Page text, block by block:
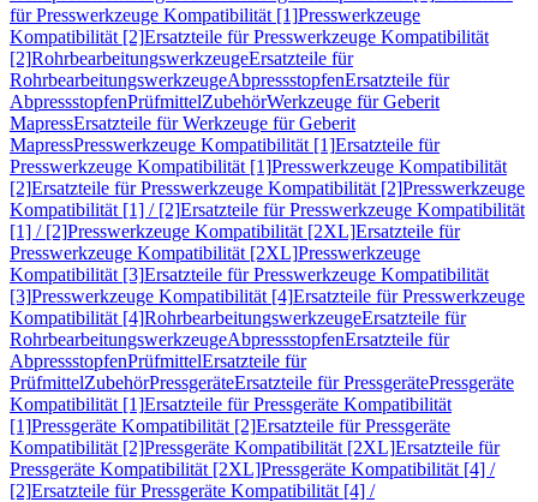
für Presswerkzeuge Kompatibilität [1]Presswerkzeuge
Kompatibilität [2]Ersatzteile für Presswerkzeuge Kompatibilität
[2]RohrbearbeitungswerkzeugeErsatzteile für
RohrbearbeitungswerkzeugeAbpressstopfenErsatzteile für
AbpressstopfenPrüfmittelZubehörWerkzeuge für Geberit
MapressErsatzteile für Werkzeuge für Geberit
MapressPresswerkzeuge Kompatibilität [1]Ersatzteile für
Presswerkzeuge Kompatibilität [1]Presswerkzeuge Kompatibilität
[2]Ersatzteile für Presswerkzeuge Kompatibilität [2]Presswerkzeuge
Kompatibilität [1] / [2]Ersatzteile für Presswerkzeuge Kompatibilität
[1] / [2]Presswerkzeuge Kompatibilität [2XL]Ersatzteile für
Presswerkzeuge Kompatibilität [2XL]Presswerkzeuge
Kompatibilität [3]Ersatzteile für Presswerkzeuge Kompatibilität
[3]Presswerkzeuge Kompatibilität [4]Ersatzteile für Presswerkzeuge
Kompatibilität [4]RohrbearbeitungswerkzeugeErsatzteile für
RohrbearbeitungswerkzeugeAbpressstopfenErsatzteile für
AbpressstopfenPrüfmittelErsatzteile für
PrüfmittelZubehörPressgeräteErsatzteile für PressgerätePressgeräte
Kompatibilität [1]Ersatzteile für Pressgeräte Kompatibilität
[1]Pressgeräte Kompatibilität [2]Ersatzteile für Pressgeräte
Kompatibilität [2]Pressgeräte Kompatibilität [2XL]Ersatzteile für
Pressgeräte Kompatibilität [2XL]Pressgeräte Kompatibilität [4] /
[2]Ersatzteile für Pressgeräte Kompatibilität [4] /